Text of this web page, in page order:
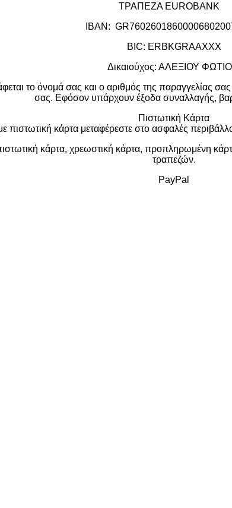
ΤΡΑΠΕΖΑ EUROBANK
IBAN:
BIC: ERBKGRAAXXX
Δικαιούχος: ΑΛΕΞΙΟΥ
το όνομά σας και ο αριθμός της παραγγελίας
σας. Εφόσον υπάρχουν έξοδα συναλλαγής,
Πιστωτική Κάρτα
πιστωτική κάρτα μεταφέρεστε στο ασφαλές
κάρτα, χρεωστική κάρτα, προπληρωμένη
τραπεζών.
PayPal